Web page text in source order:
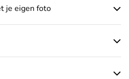
je eigen foto